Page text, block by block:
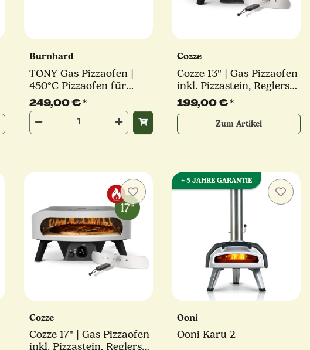
Burnhard
TONY Gas Pizzaofen |
450°C Pizzaofen für
Pizza bis 30 cm
249,00 €*
Cozze
Cozze 13" | Gas Pizzaofen
inkl. Pizzastein, Reglerset
und Hitzeschutz |
CLASSIC | 5,0 kW
199,00 €*
Zum Artikel
Cozze
Cozze 17" | Gas Pizzaofen
inkl. Pizzastein, Reglerset
+ 5 JAHRE GARANTIE
Ooni
Ooni Karu 2